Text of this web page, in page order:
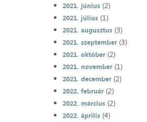
2021. június(2)
2021. július(1)
2021. augusztus(3)
2021. szeptember(3)
2021. október(2)
2021. november(1)
2021. december(2)
2022. február(2)
2022. március(2)
2022. április(4)